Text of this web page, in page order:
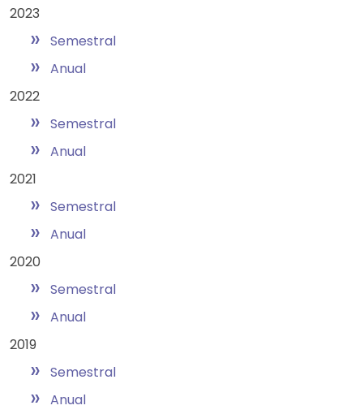
2023
» Semestral
» Anual
2022
» Semestral
» Anual
2021
» Semestral
» Anual
2020
» Semestral
» Anual
2019
» Semestral
» Anual